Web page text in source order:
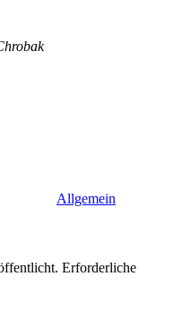
Allgemein
Erforderliche